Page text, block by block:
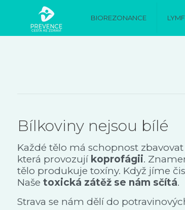
BIOREZONANCE
Bílkoviny nejsou bílé
Každé tělo má schopnost
která provozují koprofágii.
tělo produkuje toxíny. Když jíme
Naše toxická zátěž se nám sčítá.
Strava se nám dělí do